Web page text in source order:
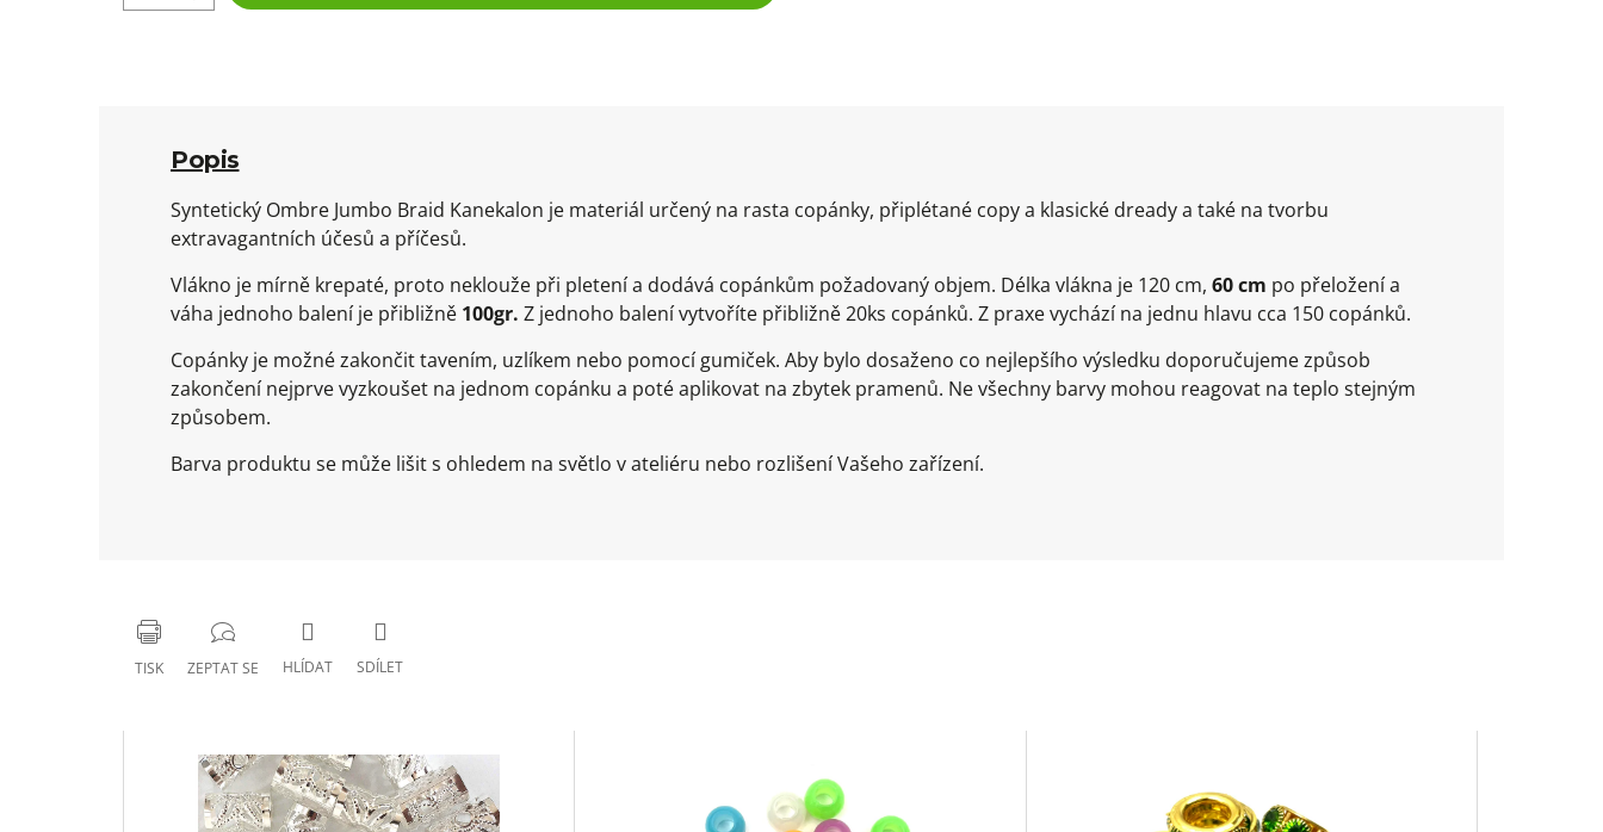
Popis
Syntetický Ombre Jumbo Braid Kanekalon je materiál určený na rasta copánky, připlétané copy a klasické dready a také na tvorbu
extravagantních účesů a příčesů.
Vlákno je mírně krepaté, proto neklouže při pletení a dodává copánkům požadovaný objem. Délka vlákna je 120 cm, 60 cm po přeložení a
váha jednoho balení je přibližně 100gr. Z jednoho balení vytvoříte přibližně 20ks copánků. Z praxe vychází na jednu hlavu cca 150 copánků.
Copánky je možné zakončit tavením, uzlíkem nebo pomocí gumiček. Aby bylo dosaženo co nejlepšího výsledku doporučujeme způsob
zakončení nejprve vyzkoušet na jednom copánku a poté aplikovat na zbytek pramenů. Ne všechny barvy mohou reagovat na teplo stejným
způsobem.
Barva produktu se může lišit s ohledem na světlo v ateliéru nebo rozlišení Vašeho zařízení.
TISK ZEPTAT SE HLÍDAT SDÍLET